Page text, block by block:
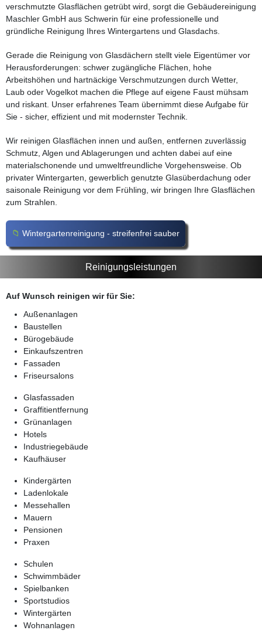
verschmutzte Glasflächen getrübt wird, sorgt die Gebäudereinigung
Maschler GmbH aus Schwerin für eine professionelle und
gründliche Reinigung Ihres Wintergartens und Glasdachs.
Gerade die Reinigung von Glasdächern stellt viele Eigentümer vor
Herausforderungen: schwer zugängliche Flächen, hohe
Arbeitshöhen und hartnäckige Verschmutzungen durch Wetter,
Laub oder Vogelkot machen die Pflege auf eigene Faust mühsam
und riskant. Unser erfahrenes Team übernimmt diese Aufgabe für
Sie - sicher, effizient und mit modernster Technik.
Wir reinigen Glasflächen innen und außen, entfernen zuverlässig
Schmutz, Algen und Ablagerungen und achten dabei auf eine
materialschonende und umweltfreundliche Vorgehensweise. Ob
privater Wintergarten, gewerblich genutzte Glasüberdachung oder
saisonale Reinigung vor dem Frühling, wir bringen Ihre Glasflächen
zum Strahlen.
Wintergartenreinigung - streifenfrei sauber
Reinigungsleistungen
Auf Wunsch reinigen wir für Sie:
Außenanlagen
Baustellen
Bürogebäude
Einkaufszentren
Fassaden
Friseursalons
Glasfassaden
Graffitientfernung
Grünanlagen
Hotels
Industriegebäude
Kaufhäuser
Kindergärten
Ladenlokale
Messehallen
Mauern
Pensionen
Praxen
Schulen
Schwimmbäder
Spielbanken
Sportstudios
Wintergärten
Wohnanlagen